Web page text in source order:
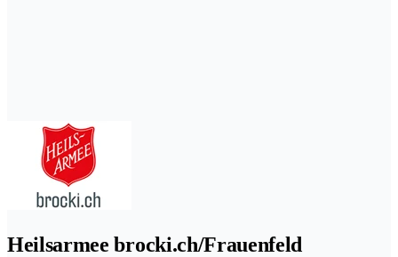
Heilsarmee brocki.ch/Frauenfeld